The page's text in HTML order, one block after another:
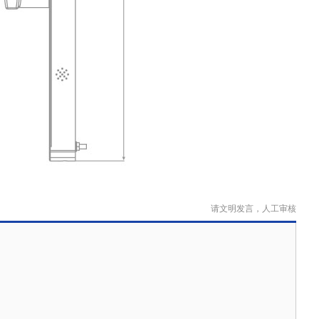
请文明发言，人工审核